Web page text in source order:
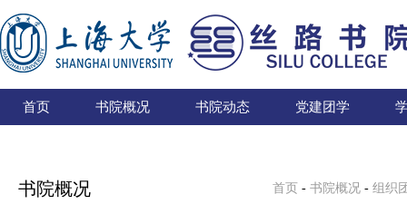
首页 书院概况 书院动态 党建团学
书院概况 首页 - 书院概况 - 组织